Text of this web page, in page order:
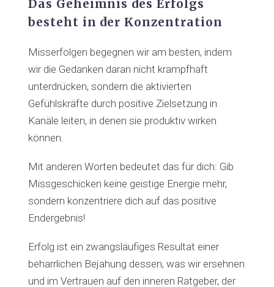
Das Geheimnis des Erfolgs
besteht in der Konzentration
Misserfolgen begegnen wir am besten, indem
wir die Gedanken daran nicht krampfhaft
unterdrücken, sondern die aktivierten
Gefühlskräfte durch positive Zielsetzung in
Kanäle leiten, in denen sie produktiv wirken
können.
Mit anderen Worten bedeutet das für dich: Gib
Missgeschicken keine geistige Energie mehr,
sondern konzentriere dich auf das positive
Endergebnis!
Erfolg ist ein zwangsläufiges Resultat einer
beharrlichen Bejahung dessen, was wir ersehnen
und im Vertrauen auf den inneren Ratgeber, der